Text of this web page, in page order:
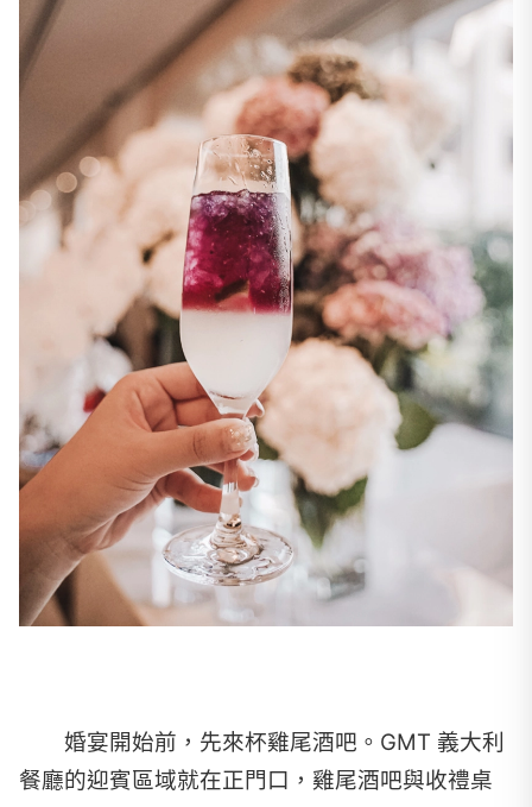
婚宴開始前，先來杯雞尾酒吧。GMT 義大利
餐廳的迎賓區域就在正門口，雞尾酒吧與收禮桌